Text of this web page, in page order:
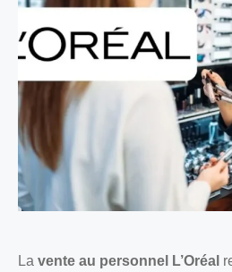
La vente au personnel L’Oréal